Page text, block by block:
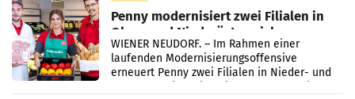
Penny modernisiert zwei Filialen in
Ober- und Niederösterreich
WIENER NEUDORF. – Im Rahmen einer
laufenden Modernisierungsoffensive
erneuert Penny zwei Filialen in Nieder- und